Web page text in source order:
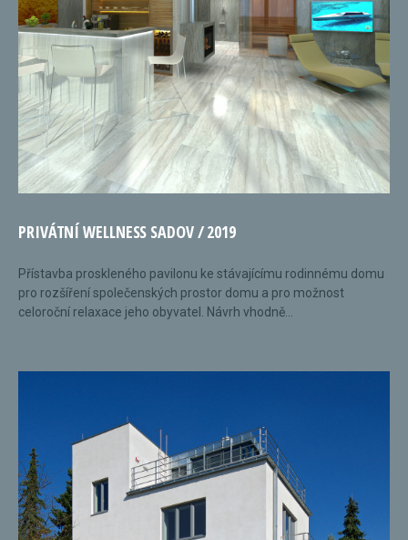
PRIVÁTNÍ WELLNESS SADOV / 2019
Přístavba proskleného pavilonu ke stávajícímu rodinnému domu
pro rozšíření společenských prostor domu a pro možnost
celoroční relaxace jeho obyvatel. Návrh vhodně...